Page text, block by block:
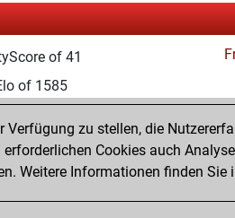
of 41
of 1585
blitz
zu stellen, die
Cookies auch
Weitere Informationen finden Sie